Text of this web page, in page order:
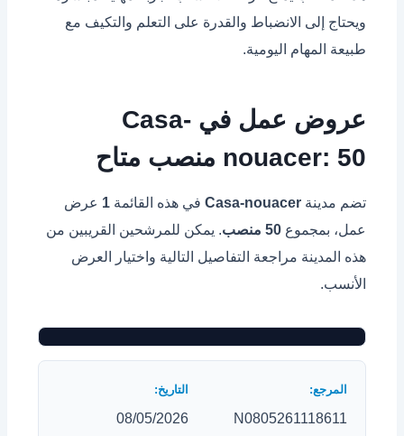
ويحتاج إلى الانضباط والقدرة على التعلم والتكيف مع
طبيعة المهام اليومية.
عروض عمل في Casa-
nouacer: 50 منصب متاح
تضم مدينة Casa-nouacer في هذه القائمة 1 عرض
عمل، بمجموع 50 منصب
. يمكن للمرشحين القريبين من
هذه المدينة مراجعة التفاصيل التالية واختيار العرض
الأنسب.
N0805261118611
08/05/2026